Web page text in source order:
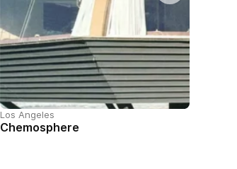
Los Angeles
Chemosphere